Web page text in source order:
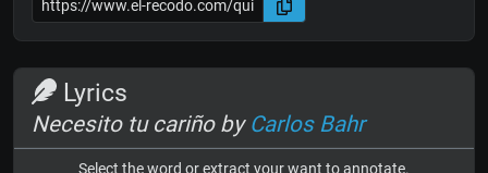
Lyrics
Necesito tu cariño by Carlos Bahr
Select the word or extract your want to annotate.